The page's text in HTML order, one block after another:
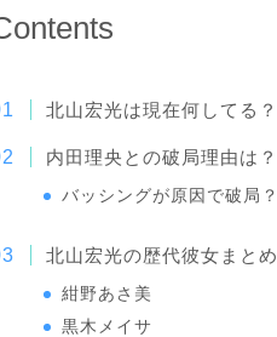
北山宏光は現在何してる？
内田理央との破局理由は？
バッシングが原因で破局？
北山宏光の歴代彼女まとめ
紺野あさ美
黒木メイサ